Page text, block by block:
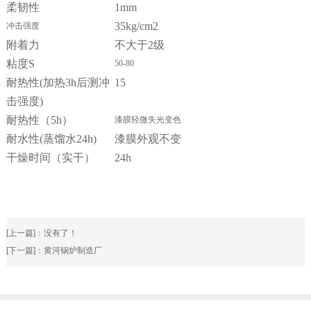
柔韧性
1mm
冲击强度
35kg/cm2
附着力
不大于2级
粘度S
50-80
耐热性(加热3h后测冲
击强度)
15
耐热性（5h） 漆膜轻微失光变色
耐水性(蒸馏水24h)
漆膜外观不变
干燥时间（实干）
24h
[上一篇]：没有了！
[下一篇]： 黄河锅炉制造厂